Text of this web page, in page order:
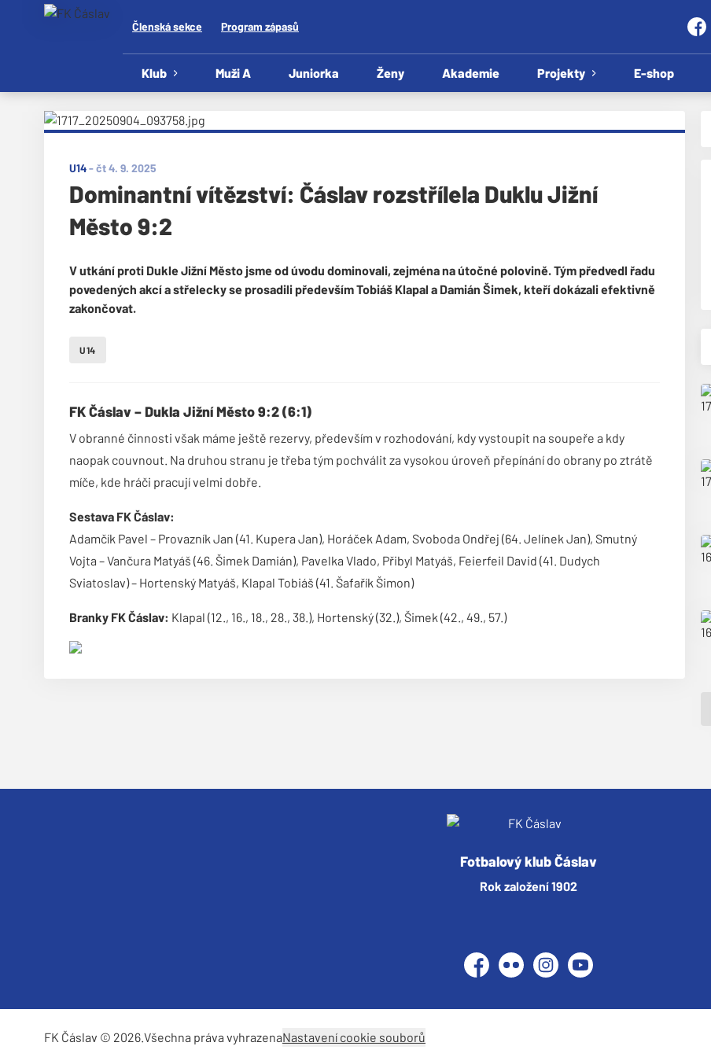
Členská sekce Program zápasů
Klub Muži A Juniorka Ženy Akademie Projekty E-shop
U14-čt 4. 9. 2025
Dominantní vítězství: Čáslav rozstřílela Duklu Jižní
Město 9:2
V utkání proti Dukle Jižní Město jsme od úvodu dominovali, zejména na útočné polovině. Tým předvedl řadu
povedených akcí a střelecky se prosadili především Tobiáš Klapal a Damián Šimek, kteří dokázali efektivně
zakončovat.
U14
FK Čáslav – Dukla Jižní Město 9:2 (6:1)
V obranné činnosti však máme ještě rezervy, především v rozhodování, kdy vystoupit na soupeře a kdy
naopak couvnout. Na druhou stranu je třeba tým pochválit za vysokou úroveň přepínání do obrany po ztrátě
míče, kde hráči pracují velmi dobře.
Sestava FK Čáslav:
Adamčík Pavel – Provazník Jan (41. Kupera Jan), Horáček Adam, Svoboda Ondřej (64. Jelínek Jan), Smutný
Vojta – Vančura Matyáš (46. Šimek Damián), Pavelka Vlado, Přibyl Matyáš, Feierfeil David (41. Dudych
Sviatoslav) – Hortenský Matyáš, Klapal Tobiáš (41. Šafařík Šimon)
Branky FK Čáslav: Klapal (12., 16., 18., 28., 38.), Hortenský (32.), Šimek (42., 49., 57.)
Fotbalový klub Čáslav
Rok založení 1902
Facebook
Flickr InstagramYouTube
FK Čáslav © 2026.Všechna práva vyhrazenaNastavení cookie souborů